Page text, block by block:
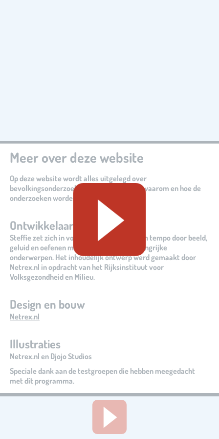
Meer over deze website
Op deze website wordt alles uitgelegd over
bevolkingsonderzoeken. Er wordt verteld waarom en hoe de
onderzoeken worden gedaan.
Ontwikkelaar
Steffie zet zich in voor iedereen die in eigen tempo door beeld,
geluid en oefenen meer wil leren over belangrijke
onderwerpen. Het inhoudelijk ontwerp werd gemaakt door
Netrex.nl in opdracht van het Rijksinstituut voor
Volksgezondheid en Milieu.
Design en bouw
Netrex.nl
Illustraties
Netrex.nl en Djojo Studios
Speciale dank aan de testgroepen die hebben meegedacht
met dit programma.